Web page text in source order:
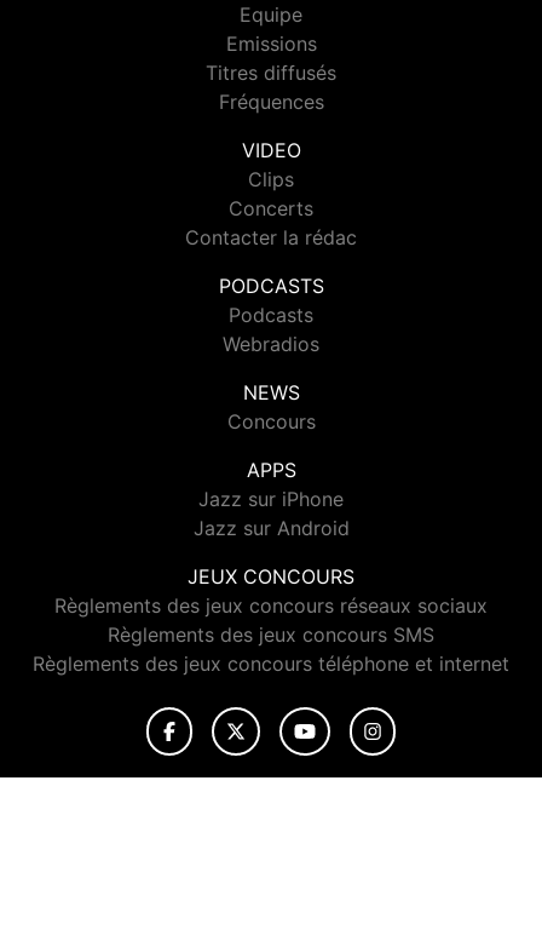
Equipe
Emissions
Titres diffusés
Fréquences
VIDEO
Clips
Concerts
Contacter la rédac
PODCASTS
Podcasts
Webradios
NEWS
Concours
APPS
Jazz sur iPhone
Jazz sur Android
JEUX CONCOURS
Règlements des jeux concours réseaux sociaux
Règlements des jeux concours SMS
Règlements des jeux concours téléphone et internet